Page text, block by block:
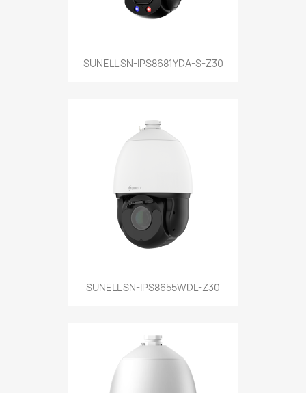
SUNELL SN-IPS8681YDA-S-Z30
SUNELL SN-IPS8655WDL-Z30